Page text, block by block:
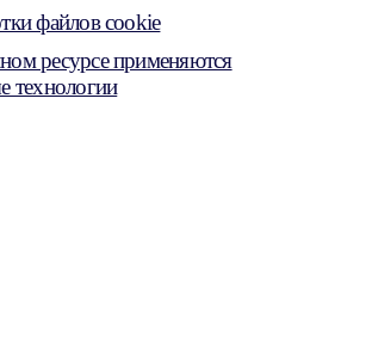
файлов cookie
ресурсе применяются
технологии